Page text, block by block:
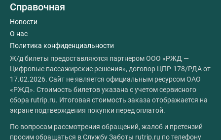
Справочная
Новости
О нас
Политика конфиденциальности
Ж/д билеты предоставляются партнером ООО «РЖД —
Цифровые пассажирские решения», договор ЦПР-178/РДА от
17.02.2026. Сайт не является официальным ресурсом ОАО
«РЖД». Стоимость билетов указана с учетом сервисного
сбора rutrip.ru. Итоговая стоимость заказа отображается на
экране подтверждения покупки перед оплатой.
По вопросам рассмотрения обращений, жалоб и претензий
просим обращаться в Службу Заботы rutrip.ru по телефону